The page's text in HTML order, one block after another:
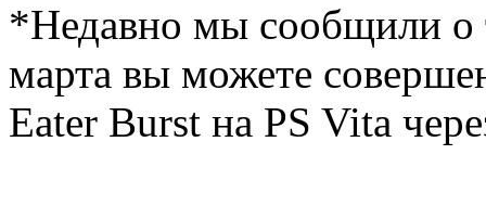
*Недавно мы сообщили о
марта вы можете
Eater Burst на PS Vita